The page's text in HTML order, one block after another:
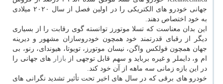
جهانی خودرو های الکتریکی را در اولین فصل از سال ۲۰۲۰ میلادی
به خود اختصاص دهند.
این بدان معناست که تسلا موتورز توانسته گوی رقابت را از بسیاری
دیگر از رقبای قدرتمند خود همچون خودروسازان مشهور و دیرینه
جهان همچون فولکس واگن، نیسان موتورز، تویوتا، هیوندای، رنو، بی
ام و، دایملر و غیره برباید و سهم قابل توجهی از بازار های جهانی را
در این بازه زمانی سه ماهه از آن خود کند.
خودرو های برقی که در سال های اخیر تحت تأثیر تشدید نگرانی های